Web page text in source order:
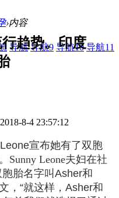
›内容
导航 导航9 导航10 导航11
趋势。印度
2018-8-4 23:57:12
宣布她有了双胞
Sunny Leone夫妇在社
胞胎名字叫 Asher和
， “就这样，Asher和